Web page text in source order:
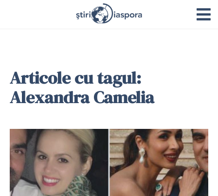
Articole cu tagul:
Alexandra Camelia